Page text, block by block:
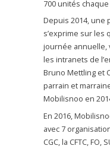
700 unités
Depuis 2014, une
s’exprime sur les
journée annuelle,
les intranets de
Bruno Mettling et
parrain et
Mobilisnoo en
En 2016,
avec 7
CGC, la CFTC,